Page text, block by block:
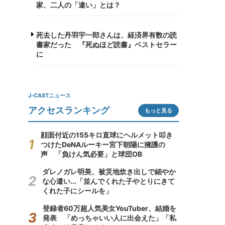
家、二人の「違い」とは？
死去した丹羽宇一郎さんは、経済界有数の読
書家だった 『死ぬほど読書』ベストセラー
に
J-CASTニュース
アクセスランキング もっと見る
顔面付近の155キロ直球にヘルメット叩き
つけたDeNAルーキー宮下朝陽に擁護の
声 「負けん気必要」と球団OB
ダレノガレ明美、被災地炊き出しで細やか
な心遣い...「並んでくれた子やとりにきて
くれた子にシールを」
登録者60万超人気美女YouTuber、結婚を
発表 「めっちゃいい人に出会えた」「私